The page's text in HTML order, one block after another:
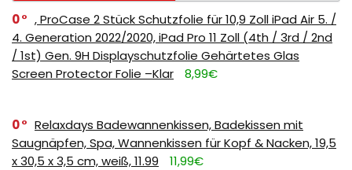
0
, ProCase 2 Stück Schutzfolie für 10,9 Zoll iPad Air 5. /
4. Generation 2022/2020, iPad Pro 11 Zoll (4th / 3rd / 2nd
/ 1st) Gen. 9H Displayschutzfolie Gehärtetes Glas
Screen Protector Folie –Klar
8,99€
0
Relaxdays Badewannenkissen, Badekissen mit
Saugnäpfen, Spa, Wannenkissen für Kopf & Nacken, 19,5
x 30,5 x 3,5 cm, weiß, 11.99
11,99€